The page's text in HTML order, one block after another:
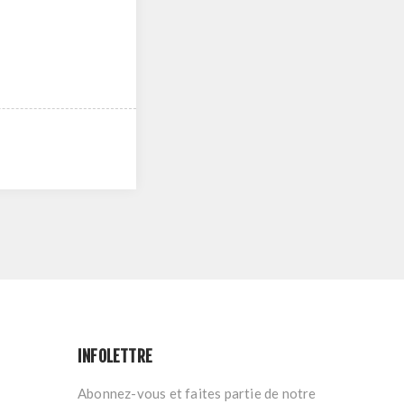
INFOLETTRE
Abonnez-vous et faites partie de notre